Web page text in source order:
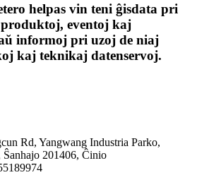
helpas vin teni ĝisdata pri
eventoj kaj
informoj pri uzoj de niaj
kaj teknikaj datenservoj.
Rd, Yangwang Industria Parko,
201406, Ĉinio